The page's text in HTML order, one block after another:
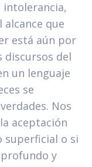
intolerancia,
alcance que
está aún por
discursos del
un lenguaje
se
Nos
aceptación
superficial o si
y